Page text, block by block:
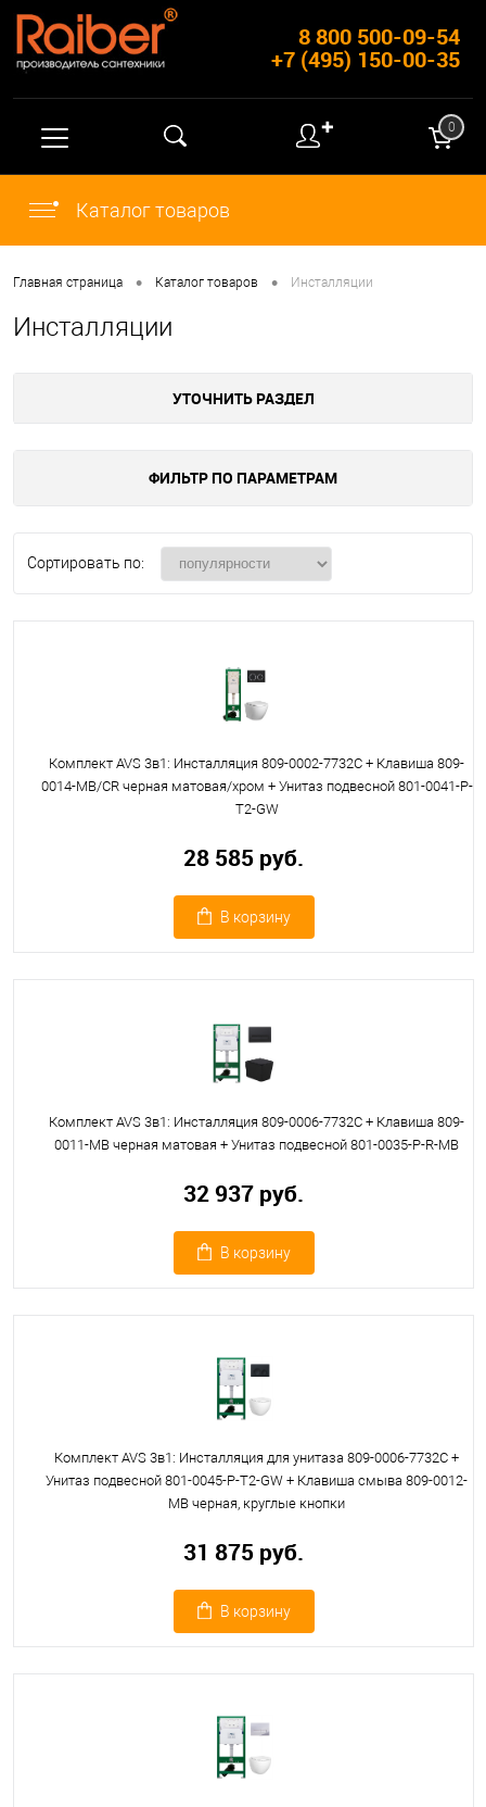
8 800 500-09-54
+7 (495) 150-00-35
✚ 0
Каталог товаров
Главная страница • Каталог товаров • Инсталляции
Инсталляции
УТОЧНИТЬ РАЗДЕЛ
ФИЛЬТР ПО ПАРАМЕТРАМ
Сортировать по:
Комплект AVS 3в1: Инсталляция 809-0002-7732C + Клавиша 809-
0014-MB/CR черная матовая/хром + Унитаз подвесной 801-0041-P-
T2-GW
28 585 руб.
В корзину
Комплект AVS 3в1: Инсталляция 809-0006-7732C + Клавиша 809-
0011-MB черная матовая + Унитаз подвесной 801-0035-P-R-MB
32 937 руб.
В корзину
Комплект AVS 3в1: Инсталляция для унитаза 809-0006-7732C +
Унитаз подвесной 801-0045-P-T2-GW + Клавиша смыва 809-0012-
MB черная, круглые кнопки
31 875 руб.
В корзину